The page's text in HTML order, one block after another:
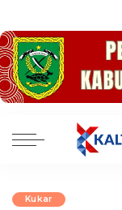
Kukar